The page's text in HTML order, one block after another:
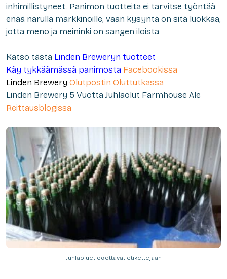
inhimillistyneet. Panimon tuotteita ei tarvitse työntää
enää narulla markkinoille, vaan kysyntä on sitä luokkaa,
jotta meno ja meininki on sangen iloista.
Katso tästä Linden Breweryn tuotteet
Käy tykkäämässä panimosta Facebookissa
Linden Brewery Olutpostin Oluttutkassa
Linden Brewery 5 Vuotta Juhlaolut Farmhouse Ale
Reittausblogissa
Juhlaoluet odottavat etikettejään